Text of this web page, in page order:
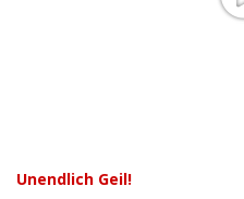
Unendlich Geil!